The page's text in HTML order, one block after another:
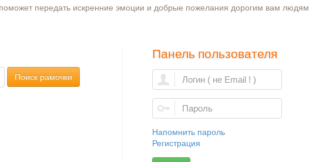
передать искренние эмоции и добрые пожелания дорогим вам людям.
Поиск рамочки
Панель пользователя
Напомнить пароль
Регистрация